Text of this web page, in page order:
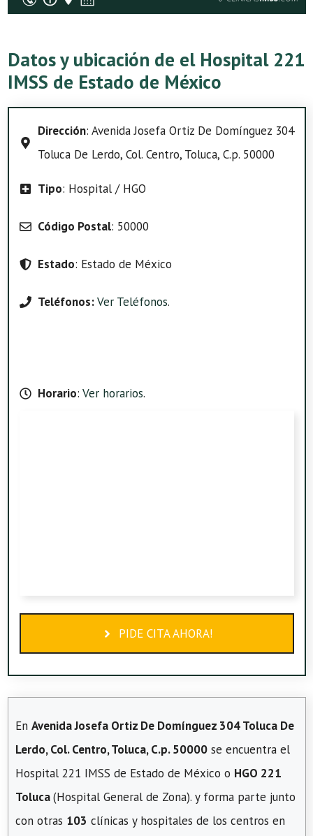
Datos y ubicación de el Hospital 221
IMSS de Estado de México
Dirección: Avenida Josefa Ortiz De Domínguez 304
Toluca De Lerdo, Col. Centro, Toluca, C.p. 50000
Tipo: Hospital / HGO
Código Postal: 50000
Estado: Estado de México
Teléfonos:Ver Teléfonos.
Horario: Ver horarios.
PIDE CITA AHORA!
En Avenida Josefa Ortiz De Domínguez 304 Toluca De
Lerdo, Col. Centro, Toluca, C.p. 50000 se encuentra el
Hospital 221 IMSS de Estado de México o HGO 221
Toluca(Hospital General de Zona). y forma parte junto
con otras 103 clínicas y hospitales de los centros en